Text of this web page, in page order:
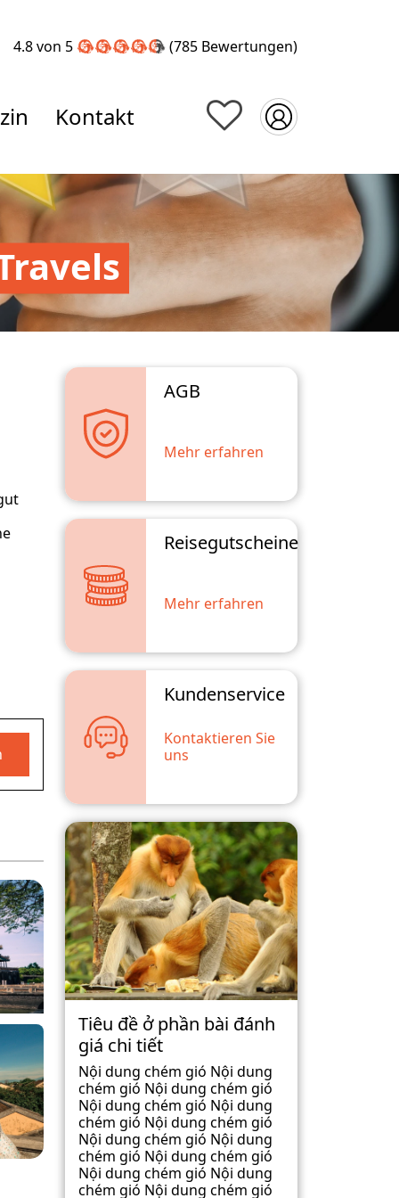
4.8 von 5 (785 Bewertungen)
Kontakt
AGB
Mehr erfahren
Reisegutscheine
Mehr erfahren
Kundenservice
Kontaktieren Sie
uns
Tiêu đề ở phần bài đánh
giá chi tiết
Nội dung chém gió Nội dung
chém gió Nội dung chém gió
Nội dung chém gió Nội dung
chém gió Nội dung chém gió
Nội dung chém gió Nội dung
chém gió Nội dung chém gió
Nội dung chém gió Nội dung
chém gió Nội dung chém gió